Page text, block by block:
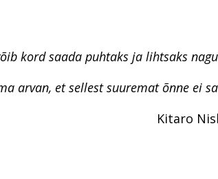
kord saada puhtaks ja lihtsaks
arvan, et sellest suuremat õnne ei
Kitaro